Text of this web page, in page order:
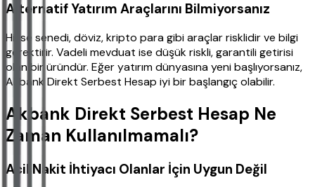
Alternatif Yatırım Araçlarını Bilmiyorsanız
Hisse senedi, döviz, kripto para gibi araçlar risklidir ve bilgi
gerektirir. Vadeli mevduat ise düşük riskli, garantili getirisi
olan bir üründür. Eğer yatırım dünyasına yeni başlıyorsanız,
Akbank Direkt Serbest Hesap iyi bir başlangıç olabilir.
Akbank Direkt Serbest Hesap Ne
Zaman Kullanılmamalı?
Acil Nakit İhtiyacı Olanlar İçin Uygun Değil